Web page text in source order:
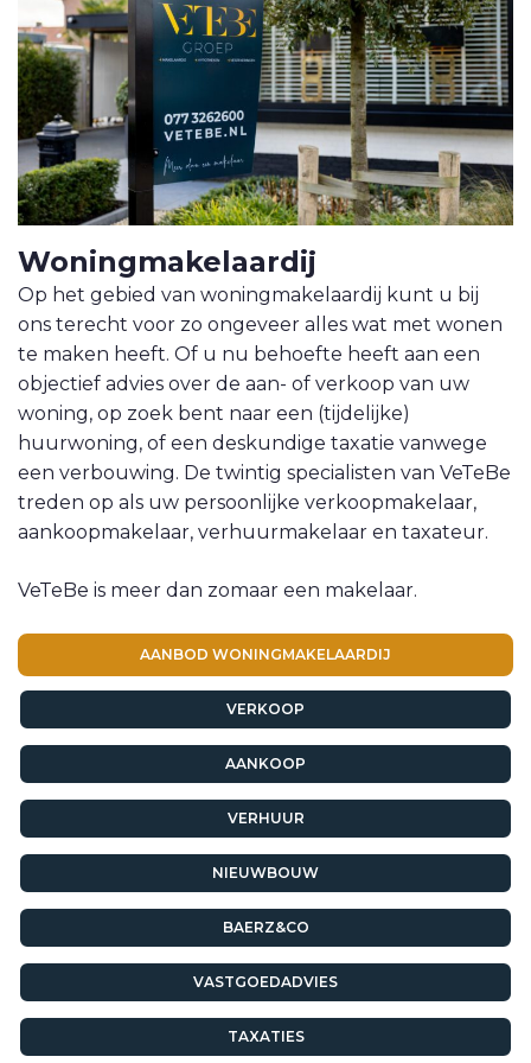
VETEBE LINKEDIN
MOVE.NL
Woning­makelaardij
Op het gebied van woningmakelaardij kunt u bij
ons terecht voor zo ongeveer alles wat met wonen
te maken heeft. Of u nu behoefte heeft aan een
objectief advies over de aan- of verkoop van uw
woning, op zoek bent naar een (tijdelijke)
huurwoning, of een deskundige taxatie vanwege
een verbouwing. De twintig specialisten van VeTeBe
treden op als uw persoonlijke verkoopmakelaar,
aankoopmakelaar, verhuurmakelaar en taxateur.
VeTeBe is meer dan zomaar een makelaar.
AANBOD WONINGMAKELAARDIJ
VERKOOP
AANKOOP
VERHUUR
NIEUWBOUW
BAERZ&CO
VASTGOEDADVIES
TAXATIES